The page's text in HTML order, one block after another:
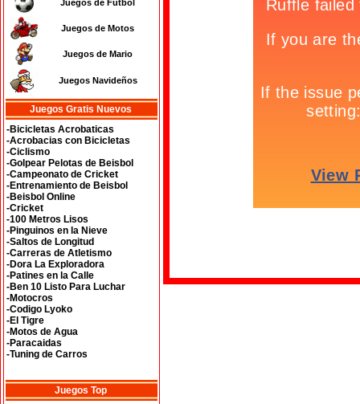
Juegos de Futbol
Juegos de Motos
Juegos de Mario
Juegos Navideños
Juegos Gratis Nuevos
-Bicicletas Acrobaticas
-Acrobacias con Bicicletas
-Ciclismo
-Golpear Pelotas de Beisbol
-Campeonato de Cricket
-Entrenamiento de Beisbol
-Beisbol Online
-Cricket
-100 Metros Lisos
-Pinguinos en la Nieve
-Saltos de Longitud
-Carreras de Atletismo
-Dora La Exploradora
-Patines en la Calle
-Ben 10 Listo Para Luchar
-Motocros
-Codigo Lyoko
-El Tigre
-Motos de Agua
-Paracaidas
-Tuning de Carros
Juegos Top